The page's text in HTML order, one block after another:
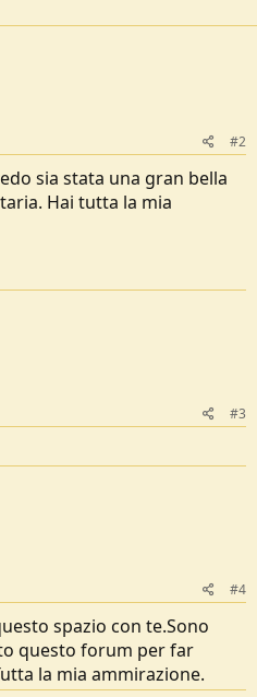
#2
sia stata una gran bella
Hai tutta la mia
#3
#4
spazio con te.Sono
questo forum per far
la mia ammirazione.